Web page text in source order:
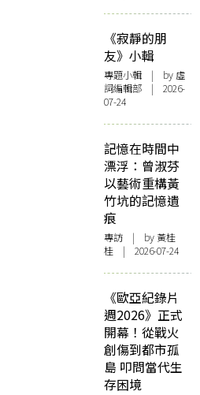
《寂靜的朋
友》小輯
專題小輯 | by 虛
詞編輯部 | 2026-
07-24
記憶在時間中
漂浮：曾淑芬
以藝術重構黃
竹坑的記憶遺
痕
專訪 | by 黃桂
桂 | 2026-07-24
《歐亞紀錄片
週2026》正式
開幕！從戰火
創傷到都市孤
島 叩問當代生
存困境